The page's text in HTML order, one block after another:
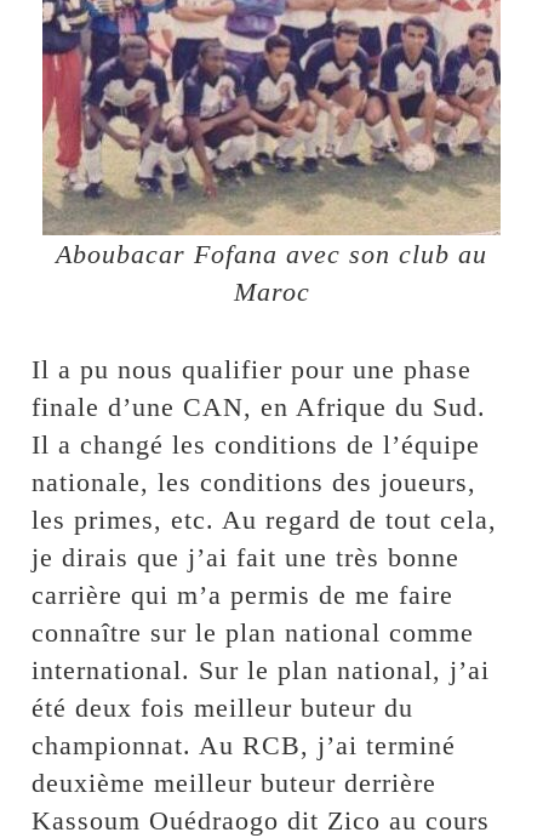
Aboubacar Fofana avec son club au
Maroc
Il a pu nous qualifier pour une phase
finale d’une CAN, en Afrique du Sud.
Il a changé les conditions de l’équipe
nationale, les conditions des joueurs,
les primes, etc. Au regard de tout cela,
je dirais que j’ai fait une très bonne
carrière qui m’a permis de me faire
connaître sur le plan national comme
international. Sur le plan national, j’ai
été deux fois meilleur buteur du
championnat. Au RCB, j’ai terminé
deuxième meilleur buteur derrière
Kassoum Ouédraogo dit Zico au cours